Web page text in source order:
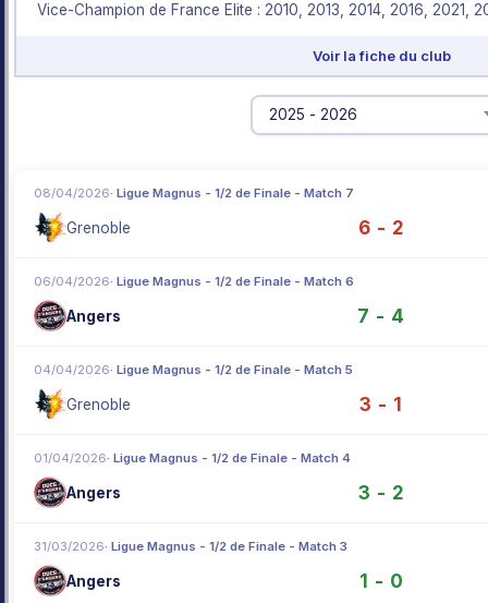
Vice-Champion de France Elite : 2010, 2013, 2014, 2016, 2021,
Voir la fiche du club
08/04/2026· Ligue Magnus - 1/2 de Finale - Match 7
Grenoble 6 - 2
06/04/2026· Ligue Magnus - 1/2 de Finale - Match 6
Angers 7 - 4
04/04/2026· Ligue Magnus - 1/2 de Finale - Match 5
Grenoble 3 - 1
01/04/2026· Ligue Magnus - 1/2 de Finale - Match 4
Angers 3 - 2
31/03/2026· Ligue Magnus - 1/2 de Finale - Match 3
Angers 1 - 0